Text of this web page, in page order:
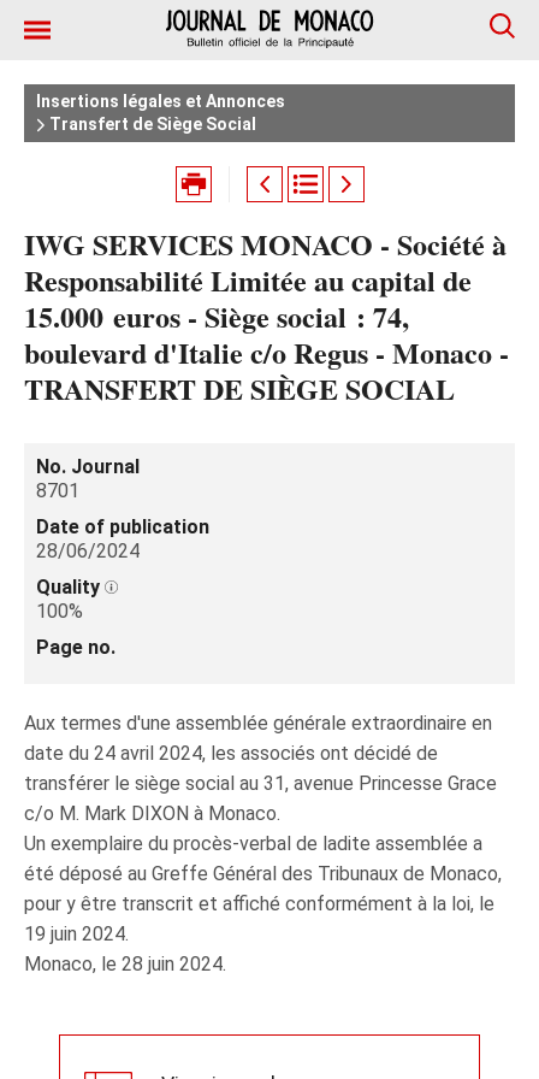
Insertions légales et Annonces
Transfert de Siège Social
IWG SERVICES MONACO - Société à
Responsabilité Limitée au capital de
15.000 euros - Siège social : 74,
boulevard d'Italie c/o Regus - Monaco -
TRANSFERT DE SIÈGE SOCIAL
No. Journal
8701
Date of publication
28/06/2024
Quality
100%
Page no.
Aux termes d'une assemblée générale extraordinaire en
date du 24 avril 2024, les associés ont décidé de
transférer le siège social au 31, avenue Princesse Grace
c/o M. Mark DIXON à Monaco.
Un exemplaire du procès-verbal de ladite assemblée a
été déposé au Greffe Général des Tribunaux de Monaco,
pour y être transcrit et affiché conformément à la loi, le
19 juin 2024.
Monaco, le 28 juin 2024.